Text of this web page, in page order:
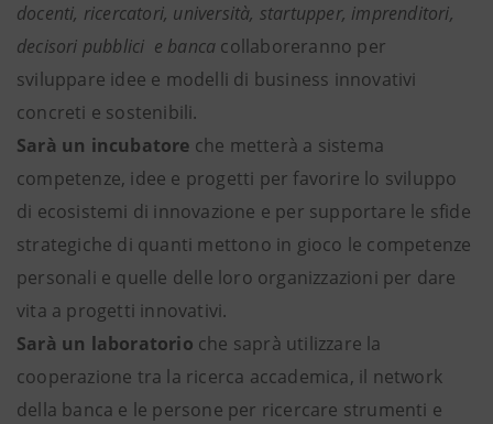
docenti, ricercatori, università, startupper, imprenditori,
decisori pubblici e banca collaboreranno per
sviluppare idee e modelli di business innovativi
concreti e sostenibili.
Sarà un incubatore che metterà a sistema
competenze, idee e progetti per favorire lo sviluppo
di ecosistemi di innovazione e per supportare le sfide
strategiche di quanti mettono in gioco le competenze
personali e quelle delle loro organizzazioni per dare
vita a progetti innovativi.
Sarà un laboratorio che saprà utilizzare la
cooperazione tra la ricerca accademica, il network
della banca e le persone per ricercare strumenti e